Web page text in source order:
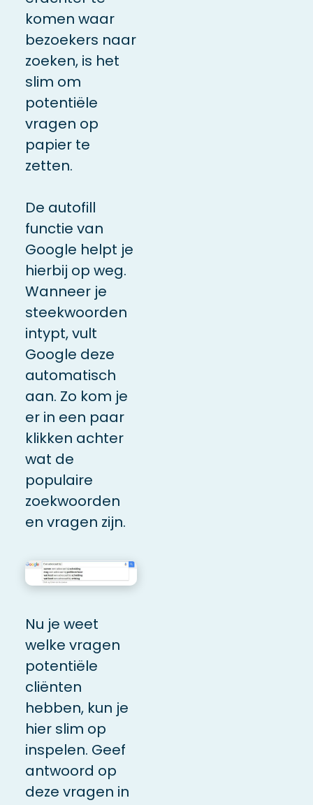
komen waar
bezoekers naar
zoeken, is het
slim om
potentiële
vragen op
papier te
zetten.
De autofill
functie van
Google helpt je
hierbij op weg.
Wanneer je
steekwoorden
intypt, vult
Google deze
automatisch
aan. Zo kom je
er in een paar
klikken achter
wat de
populaire
zoekwoorden
en vragen zijn.
Nu je weet
welke vragen
potentiële
cliënten
hebben, kun je
hier slim op
inspelen. Geef
antwoord op
deze vragen in